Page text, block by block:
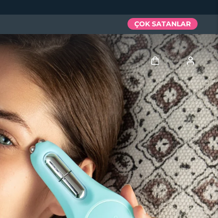
ÇOK SATANLAR
Giriş
Kullanici profi̇li̇
Cihazlarım
Siparişlerim
Adresim
Aboneliklerim